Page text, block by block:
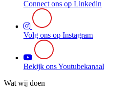
Connect ons op Linkedin
Volg ons op Instagram
Bekijk ons Youtubekanaal
Wat wij doen